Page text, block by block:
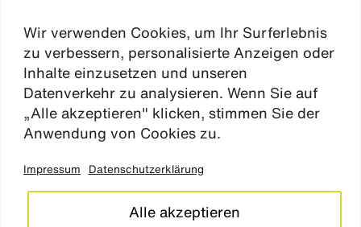
Wir verwenden Cookies, um Ihr Surferlebnis
zu verbessern, personalisierte Anzeigen oder
Inhalte einzusetzen und unseren
Datenverkehr zu analysieren. Wenn Sie auf
„Alle akzeptieren" klicken, stimmen Sie der
Anwendung von Cookies zu.
Impressum Datenschutzerklärung
Alle akzeptieren
aktuelles
kontakt
impressum
datenschutz
cookie einstellungen